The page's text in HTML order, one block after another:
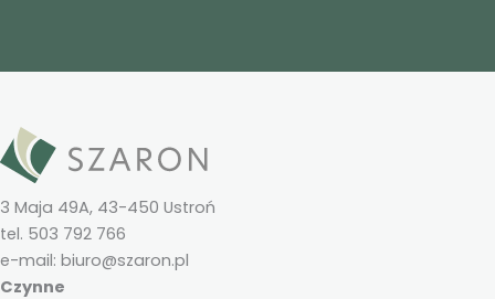
3 Maja 49A, 43-450 Ustroń
tel. 503 792 766
e-mail: biuro@szaron.pl
Czynne